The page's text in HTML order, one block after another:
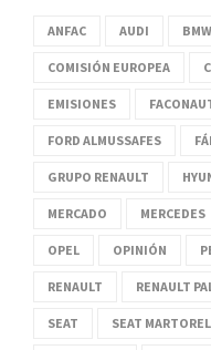
ANFAC AUDI BMW
COMISIÓN EUROPEA
EMISIONES
FORD ALMUSSAFES
GRUPO RENAULT
MERCADO MERCEDES
OPEL OPINIÓN
RENAULT RENAULT
SEAT SEAT